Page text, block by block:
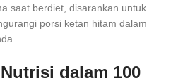
saat berdiet, disarankan untuk
porsi ketan hitam dalam
dalam 100